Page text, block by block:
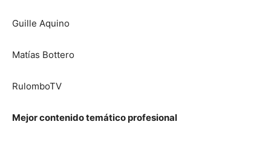
Guille Aquino
Matías Bottero
RulomboTV
Mejor contenido temático profesional